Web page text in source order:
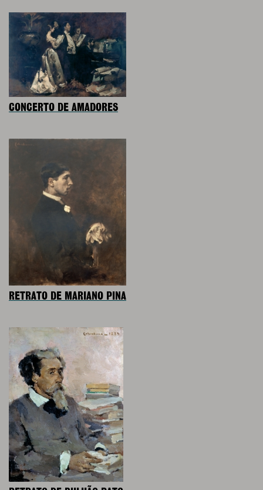
CONCERTO DE AMADORES
RETRATO DE MARIANO PINA